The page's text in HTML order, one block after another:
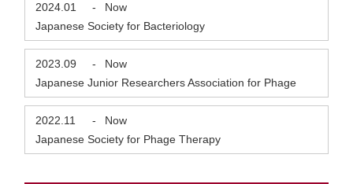
2024.01 -
Now
Japanese Society for Bacteriology
2023.09 -
Now
Japanese Junior Researchers Association for Phage
2022.11 -
Now
Japanese Society for Phage Therapy